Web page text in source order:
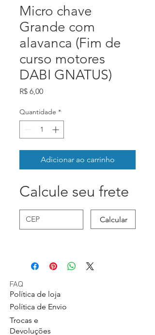
Micro chave
Grande com
alavanca (Fim de
curso motores
DABI GNATUS)
R$ 6,00Preço
Quantidade *
Adicionar ao carrinho
Calcule seu frete
Calcular
FAQ
Política de loja
Política de Envio
Trocas e
Devoluções